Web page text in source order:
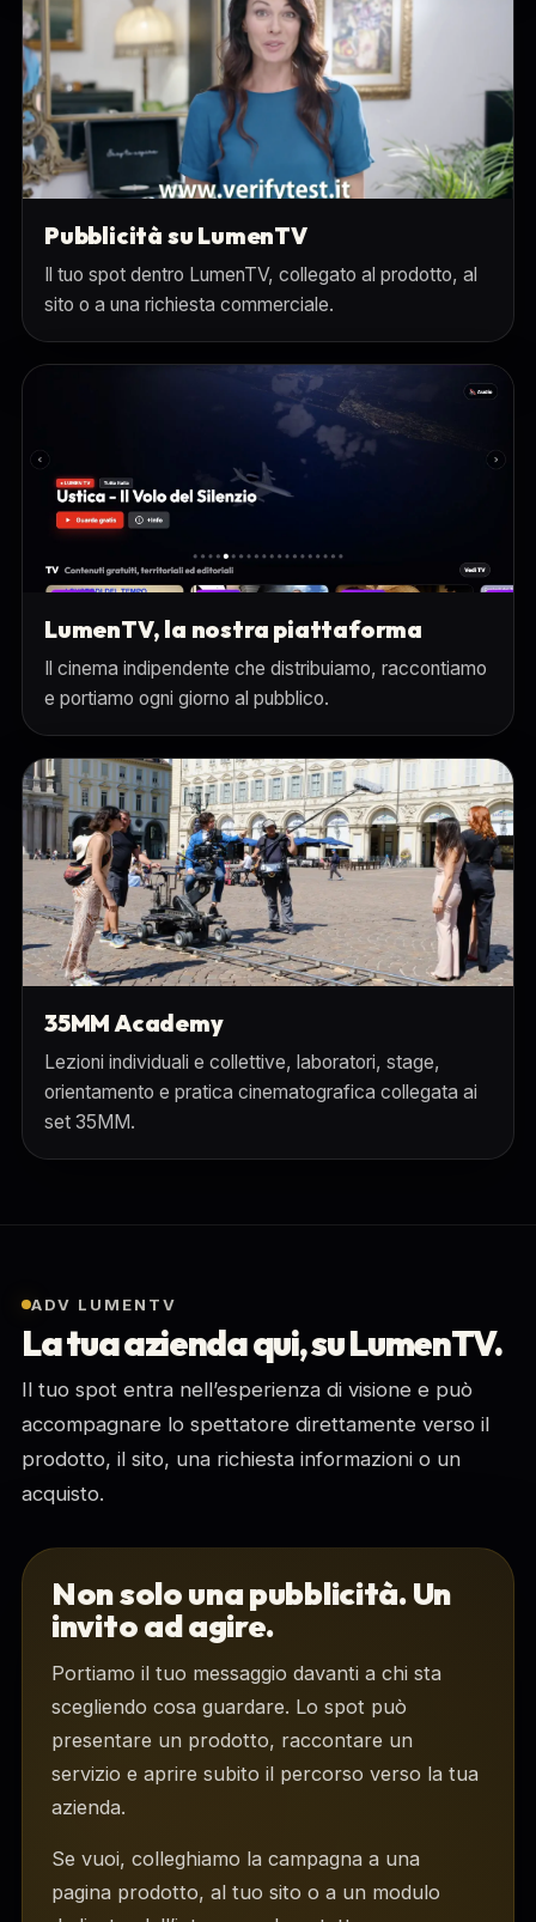
Pubblicità su LumenTV
Il tuo spot dentro LumenTV, collegato al prodotto, al
sito o a una richiesta commerciale.
LumenTV, la nostra piattaforma
Il cinema indipendente che distribuiamo, raccontiamo
e portiamo ogni giorno al pubblico.
35MM Academy
Lezioni individuali e collettive, laboratori, stage,
orientamento e pratica cinematografica collegata ai
set 35MM.
ADV LUMENTV
La tua azienda qui, su LumenTV.
Il tuo spot entra nell’esperienza di visione e può
accompagnare lo spettatore direttamente verso il
prodotto, il sito, una richiesta informazioni o un
acquisto.
Non solo una pubblicità. Un
invito ad agire.
Portiamo il tuo messaggio davanti a chi sta
scegliendo cosa guardare. Lo spot può
presentare un prodotto, raccontare un
servizio e aprire subito il percorso verso la tua
azienda.
Se vuoi, colleghiamo la campagna a una
pagina prodotto, al tuo sito o a un modulo